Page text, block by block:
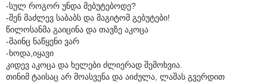
-სულ როგორ უნდა მებუტებოდე?
-შენ მაძლევ საბაბს და მაგიტომ გებუტები!
წილოსანმა გაიცინა და თავზე აკოცა
-მაინც ნაწყენი ვარ
-ხოდა,იყავი
კიდევ აკოცა და ხელები ძლიერად შემოხვია.
თინიმ ტაისაც არ მოასვენა და აიძულა, ლაშას გვერდით